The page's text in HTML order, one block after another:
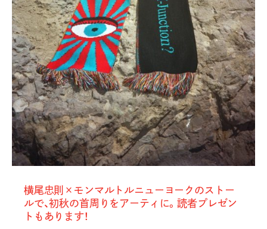
横尾忠則×モンマルトルニューヨークのストー
ルで、初秋の首周りをアーティに。読者プレゼン
トもあります！